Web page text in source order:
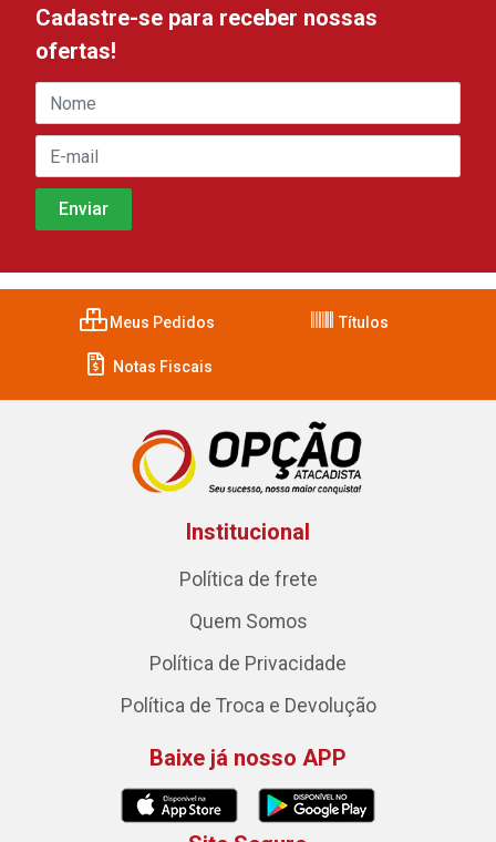
Cadastre-se para receber nossas
ofertas!
Meus Pedidos Títulos
Notas Fiscais
Institucional
Política de frete
Quem Somos
Política de Privacidade
Política de Troca e Devolução
Baixe já nosso APP